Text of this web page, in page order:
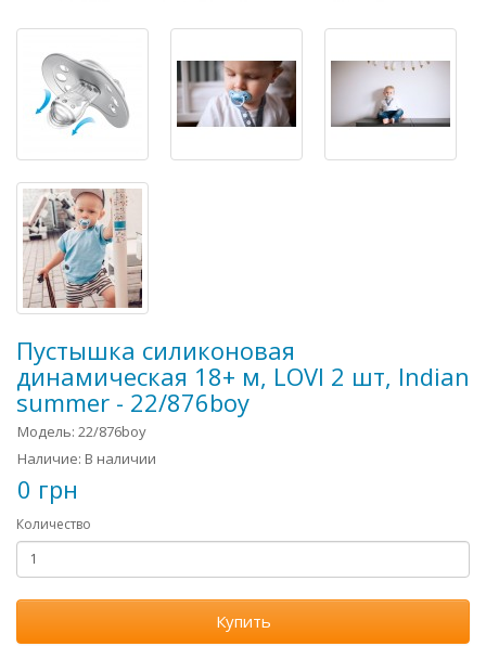
Пустышка силиконовая
динамическая 18+ м, LOVI 2 шт, Indian
summer - 22/876boy
Модель: 22/876boy
Наличие: В наличии
0 грн
Количество
Купить